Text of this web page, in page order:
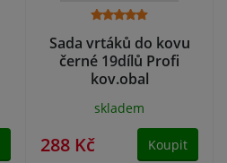
Sada vrtáků do kovu
černé 19dílů Profi
kov.obal
skladem
288 Kč Koupit